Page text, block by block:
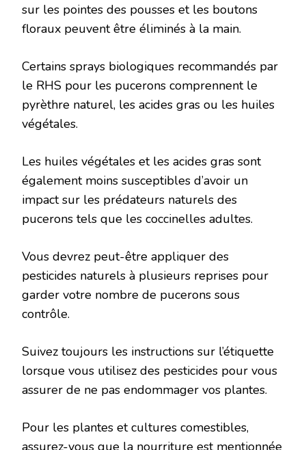
sur les pointes des pousses et les boutons
floraux peuvent être éliminés à la main.
Certains sprays biologiques recommandés par
le RHS pour les pucerons comprennent le
pyrèthre naturel, les acides gras ou les huiles
végétales.
Les huiles végétales et les acides gras sont
également moins susceptibles d’avoir un
impact sur les prédateurs naturels des
pucerons tels que les coccinelles adultes.
Vous devrez peut-être appliquer des
pesticides naturels à plusieurs reprises pour
garder votre nombre de pucerons sous
contrôle.
Suivez toujours les instructions sur l’étiquette
lorsque vous utilisez des pesticides pour vous
assurer de ne pas endommager vos plantes.
Pour les plantes et cultures comestibles,
assurez-vous que la nourriture est mentionnée